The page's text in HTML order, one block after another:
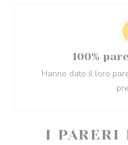
I PARERI
100%
Hanno dato il loro